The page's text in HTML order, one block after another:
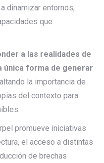
dinamizar entornos,
que
a las realidades de
única forma de generar
la importancia de
del contexto para
promueve iniciativas
el acceso a distintas
de brechas